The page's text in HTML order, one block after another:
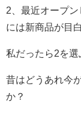
2、最近オープ
には新商品が目
私だったら2を選
昔はどうあれ今
か？